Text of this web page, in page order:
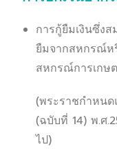
การกู้ยืมเงินซึ่ง
ยืมจากสหกรณ์ห
สหกรณ์การเกษ
(พระราชกำหน
(ฉบับที่ 14) พ.ศ
ไป)